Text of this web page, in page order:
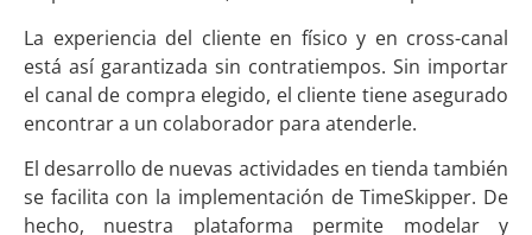
La experiencia del cliente en físico y en cross-canal
está así garantizada sin contratiempos. Sin importar
el canal de compra elegido, el cliente tiene asegurado
encontrar a un colaborador para atenderle.
El desarrollo de nuevas actividades en tienda también
se facilita con la implementación de TimeSkipper. De
hecho, nuestra plataforma permite modelar y